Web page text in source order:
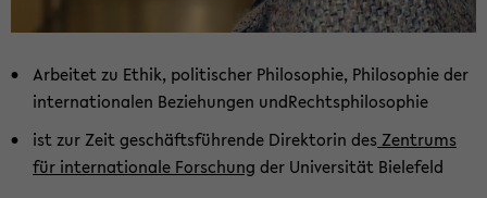
Ar­bei­tet zu Ethik, po­li­ti­scher Phi­lo­so­phie, Phi­lo­so­phie der
in­ter­na­tio­na­len Be­zie­hun­gen un­d­Rechts­phi­lo­so­phie
ist zur Zeit ge­schäfts­füh­ren­de Di­rek­to­rin des Zen­trums
für in­ter­na­tio­na­le For­schung der Uni­ver­si­tät Bie­le­feld